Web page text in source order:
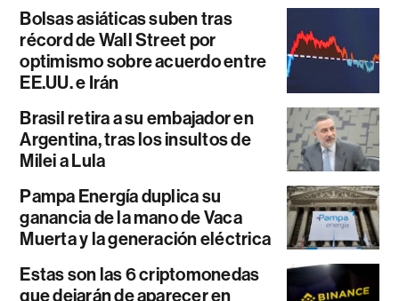
Bolsas asiáticas suben tras
récord de Wall Street por
optimismo sobre acuerdo entre
EE.UU. e Irán
Brasil retira a su embajador en
Argentina, tras los insultos de
Milei a Lula
Pampa Energía duplica su
ganancia de la mano de Vaca
Muerta y la generación eléctrica
Estas son las 6 criptomonedas
que dejarán de aparecer en